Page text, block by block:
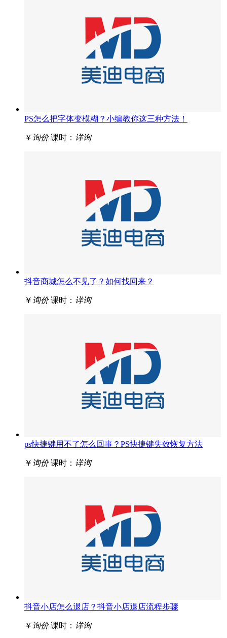
PS怎么把字体变模糊？小编教你这三种方法！
￥ 询价 课时： 详询
抖音商城怎么不见了？如何找回来？
￥ 询价 课时： 详询
ps快捷键用不了怎么回事？PS快捷键失效恢复方法
￥ 询价 课时： 详询
抖音小店怎么退店？抖音小店退店流程步骤
￥ 询价 课时： 详询